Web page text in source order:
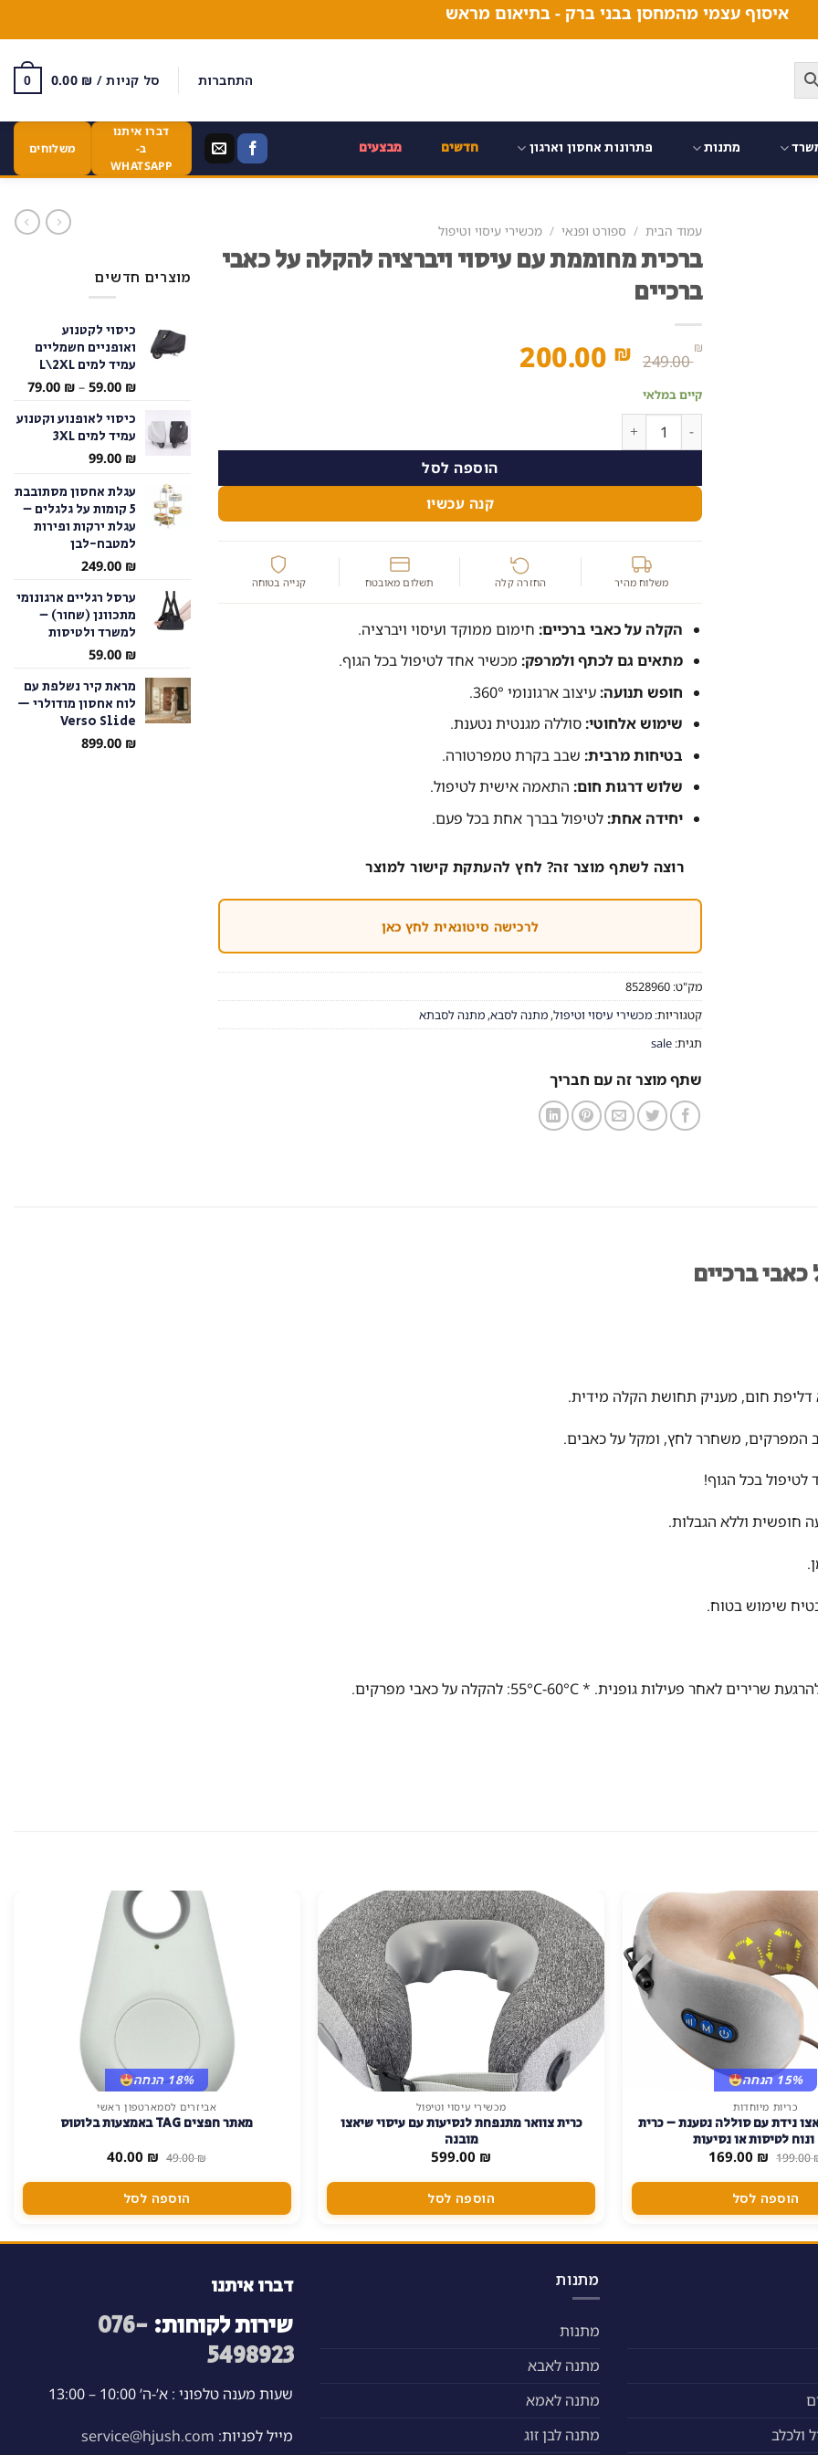
איסוף עצמי מהמחסן בבני ברק - בתיאום מראש
התחברות סל קניות / 0.00 ₪
0
מתנות פתרונות אחסון וארגון חדשים מבצעים
דברו איתנו
ב-
WHATSAPP
משלוחים
עמוד הבית / ספורט ופנאי / מכשירי עיסוי וטיפול
ברכית מחוממת עם עיסוי ויברציה להקלה על כאבי
ברכיים
249.00
₪
המחיר
היה:
249.00 ₪.
200.00 ₪
המחיר
200.00 ₪.
קיים במלאי
כמות של ברכית מחוממת עם עיסוי ויברציה להקלה על כאבי ברכיים
הוספה לסל
קנה עכשיו
משלוח מהיר החזרה קלה תשלום מאובטח קנייה בטוחה
הקלה על כאבי ברכיים:חימום ממוקד ועיסוי ויברציה.
מתאים גם לכתף ולמרפק:מכשיר אחד לטיפול בכל הגוף.
חופש תנועה:עיצוב ארגונומי 360°.
שימוש אלחוטי:סוללה מגנטית נטענת.
בטיחות מרבית:שבב בקרת טמפרטורה.
שלוש דרגות חום:התאמה אישית לטיפול.
יחידה אחת:לטיפול בברך אחת בכל פעם.
רוצה לשתף מוצר זה? לחץ להעתקת קישור למוצר
לרכישה סיטונאית לחץ כאן
מק"ט: 8528960
קטגוריות: מכשירי עיסוי וטיפול, מתנה לסבא, מתנה לסבתא
תגית: sale
שתף מוצר זה עם חבריך
מוצרים חדשים
כיסוי לקטנוע
ואופניים חשמליים
עמיד למים L\2XL
59.00 ₪
–
79.00 ₪
טווח
כיסוי לאופנוע וקטנוע
עמיד למים 3XL
99.00 ₪
עגלת אחסון מסתובבת
5 קומות על גלגלים –
עגלת ירקות ופירות
למטבח-לבן
249.00 ₪
ערסל רגליים ארגונומי
מתכוונן (שחור) –
למשרד ולטיסות
59.00 ₪
מראת קיר נשלפת עם
לוח אחסון מודולרי —
Verso Slide
899.00 ₪
ברכיים
דליפת חום, מעניק תחושת הקלה מידית.
המפרקים, משחרר לחץ, ומקל על כאבים.
בכל הגוף!
15% הנחה
כריות מיוחדות
נידת עם סוללה נטענת – כרית
לטיסות או נסיעות
199.00 המחיר
המקורי
היה:
199.00 ₪.
169.00 ₪ המחיר
הוא:
הוספה לסל
מכשירי עיסוי וטיפול
כרית צוואר מתנפחת לנסיעות עם עיסוי שיאצו
מובנה
599.00 ₪
הוספה לסל
18% הנחה
אביזרים לסמארטפון ראשי
מאתר חפצים TAG באמצעות בלוטוס
49.00₪ המחיר
המקורי
היה:
49.00 ₪.
40.00 ₪ המחיר
הוא:
הוספה לסל
ולכלב
מתנות
מתנות
מתנה לאבא
מתנה לאמא
מתנה לבן זוג
דברו איתנו
שירות לקוחות: 076-
5498923
שעות מענה טלפוני : א’-ה’ 10:00 – 13:00
מייל לפניות: service@hjush.com